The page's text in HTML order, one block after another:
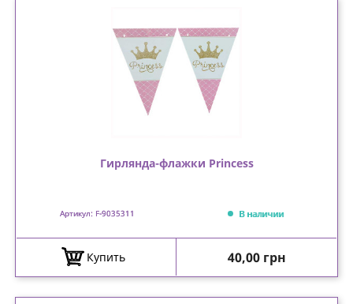
Гирлянда-флажки Princess
Артикул: F-9035311 В наличии
Купить Цена
40,00 грн